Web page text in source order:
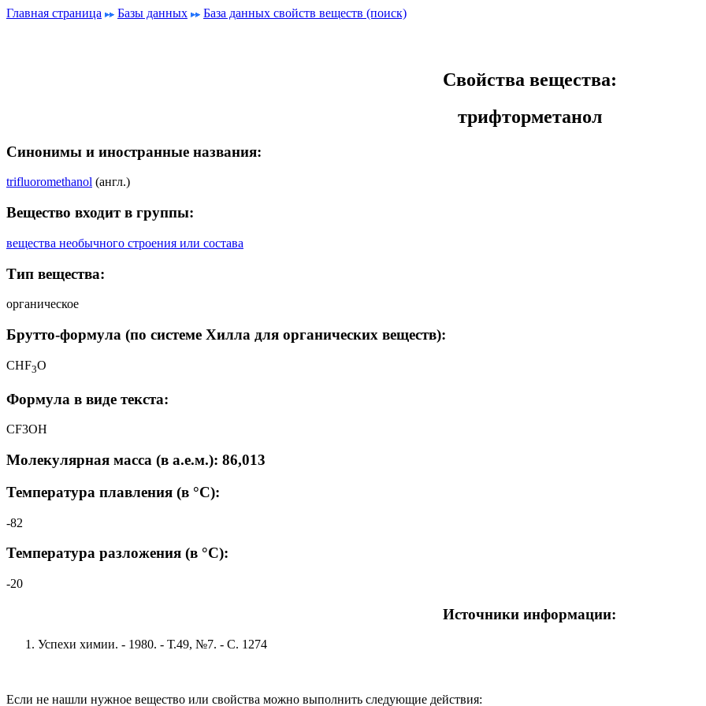
Главная страница Базы данных База данных свойств веществ (поиск)
Свойства вещества:
трифторметанол
Синонимы и иностранные названия:
trifluoromethanol (англ.)
Вещество входит в группы:
вещества необычного строения или состава
Тип вещества:
органическое
Брутто-формула (по системе Хилла для органических веществ):
CHF3O
Формула в виде текста:
CF3OH
Молекулярная масса (в а.е.м.): 86,013
Температура плавления (в °C):
-82
Температура разложения (в °C):
-20
Источники информации:
Успехи химии. - 1980. - Т.49, №7. - С. 1274
Если не нашли нужное вещество или свойства можно выполнить следующие действия: